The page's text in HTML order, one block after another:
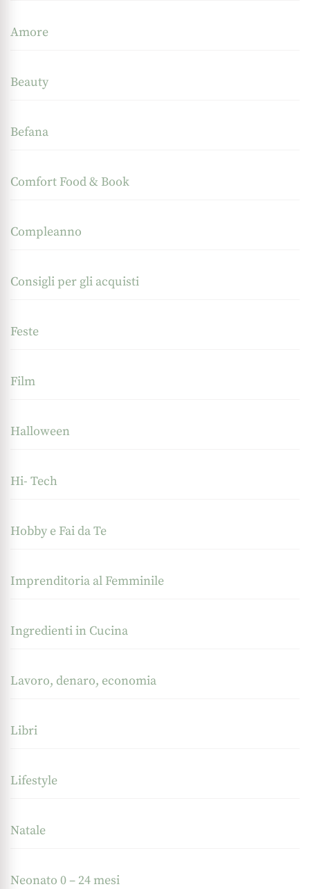
Amore
Beauty
Befana
Comfort Food & Book
Compleanno
Consigli per gli acquisti
Feste
Film
Halloween
Hi- Tech
Hobby e Fai da Te
Imprenditoria al Femminile
Ingredienti in Cucina
Lavoro, denaro, economia
Libri
Lifestyle
Natale
Neonato 0 – 24 mesi